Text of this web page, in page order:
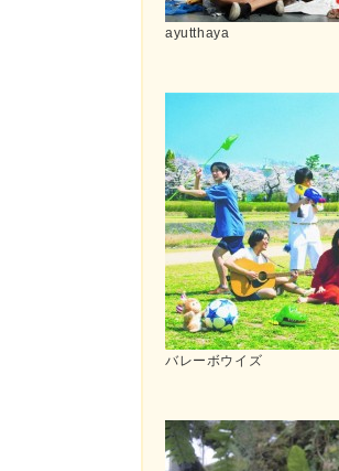
ayutthaya
バレーボウイズ